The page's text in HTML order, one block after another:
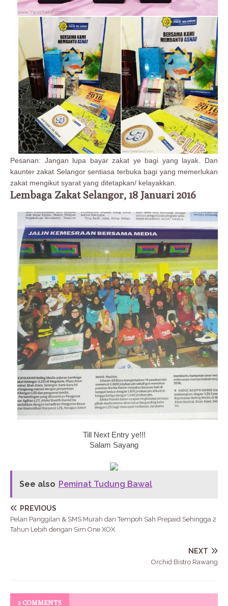
Pesanan: Jangan lupa bayar zakat ye bagi yang layak. Dan
kaunter zakat Selangor sentiasa terbuka bagi yang memerlukan
zakat mengikut syarat yang ditetapkan/ kelayakkan.
Lembaga Zakat Selangor, 18 Januari 2016
Till Next Entry ye!!!
Salam Sayang
See also Peminat Tudung Bawal
PREVIOUS
Pelan Panggilan & SMS Murah dan Tempoh Sah Prepaid Sehingga 2
Tahun Lebih dengan Sim One XOX
NEXT
Orchid Bistro Rawang
2 COMMENTS